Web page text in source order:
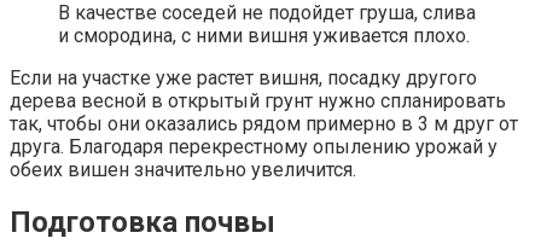
В качестве соседей не подойдет груша, слива
и смородина, с ними вишня уживается плохо.
Если на участке уже растет вишня, посадку другого
дерева весной в открытый грунт нужно спланировать
так, чтобы они оказались рядом примерно в 3 м друг от
друга. Благодаря перекрестному опылению урожай у
обеих вишен значительно увеличится.
Подготовка почвы